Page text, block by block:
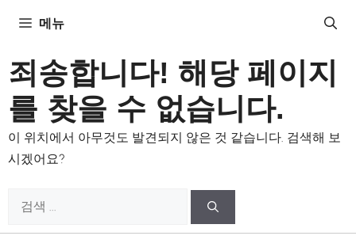
로
뛰
기
메뉴
죄송합니다! 해당 페이지
를 찾을 수 없습니다.
이 위치에서 아무것도 발견되지 않은 것 같습니다. 검색해 보
시겠어요?